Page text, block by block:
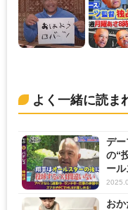
よく一緒に読ま
デー
の“
ー
お